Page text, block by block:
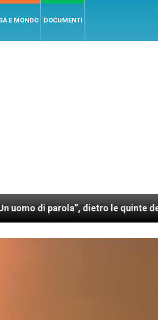
E MONDO DOCUMENTI
dietro le quinte dell’omonimo